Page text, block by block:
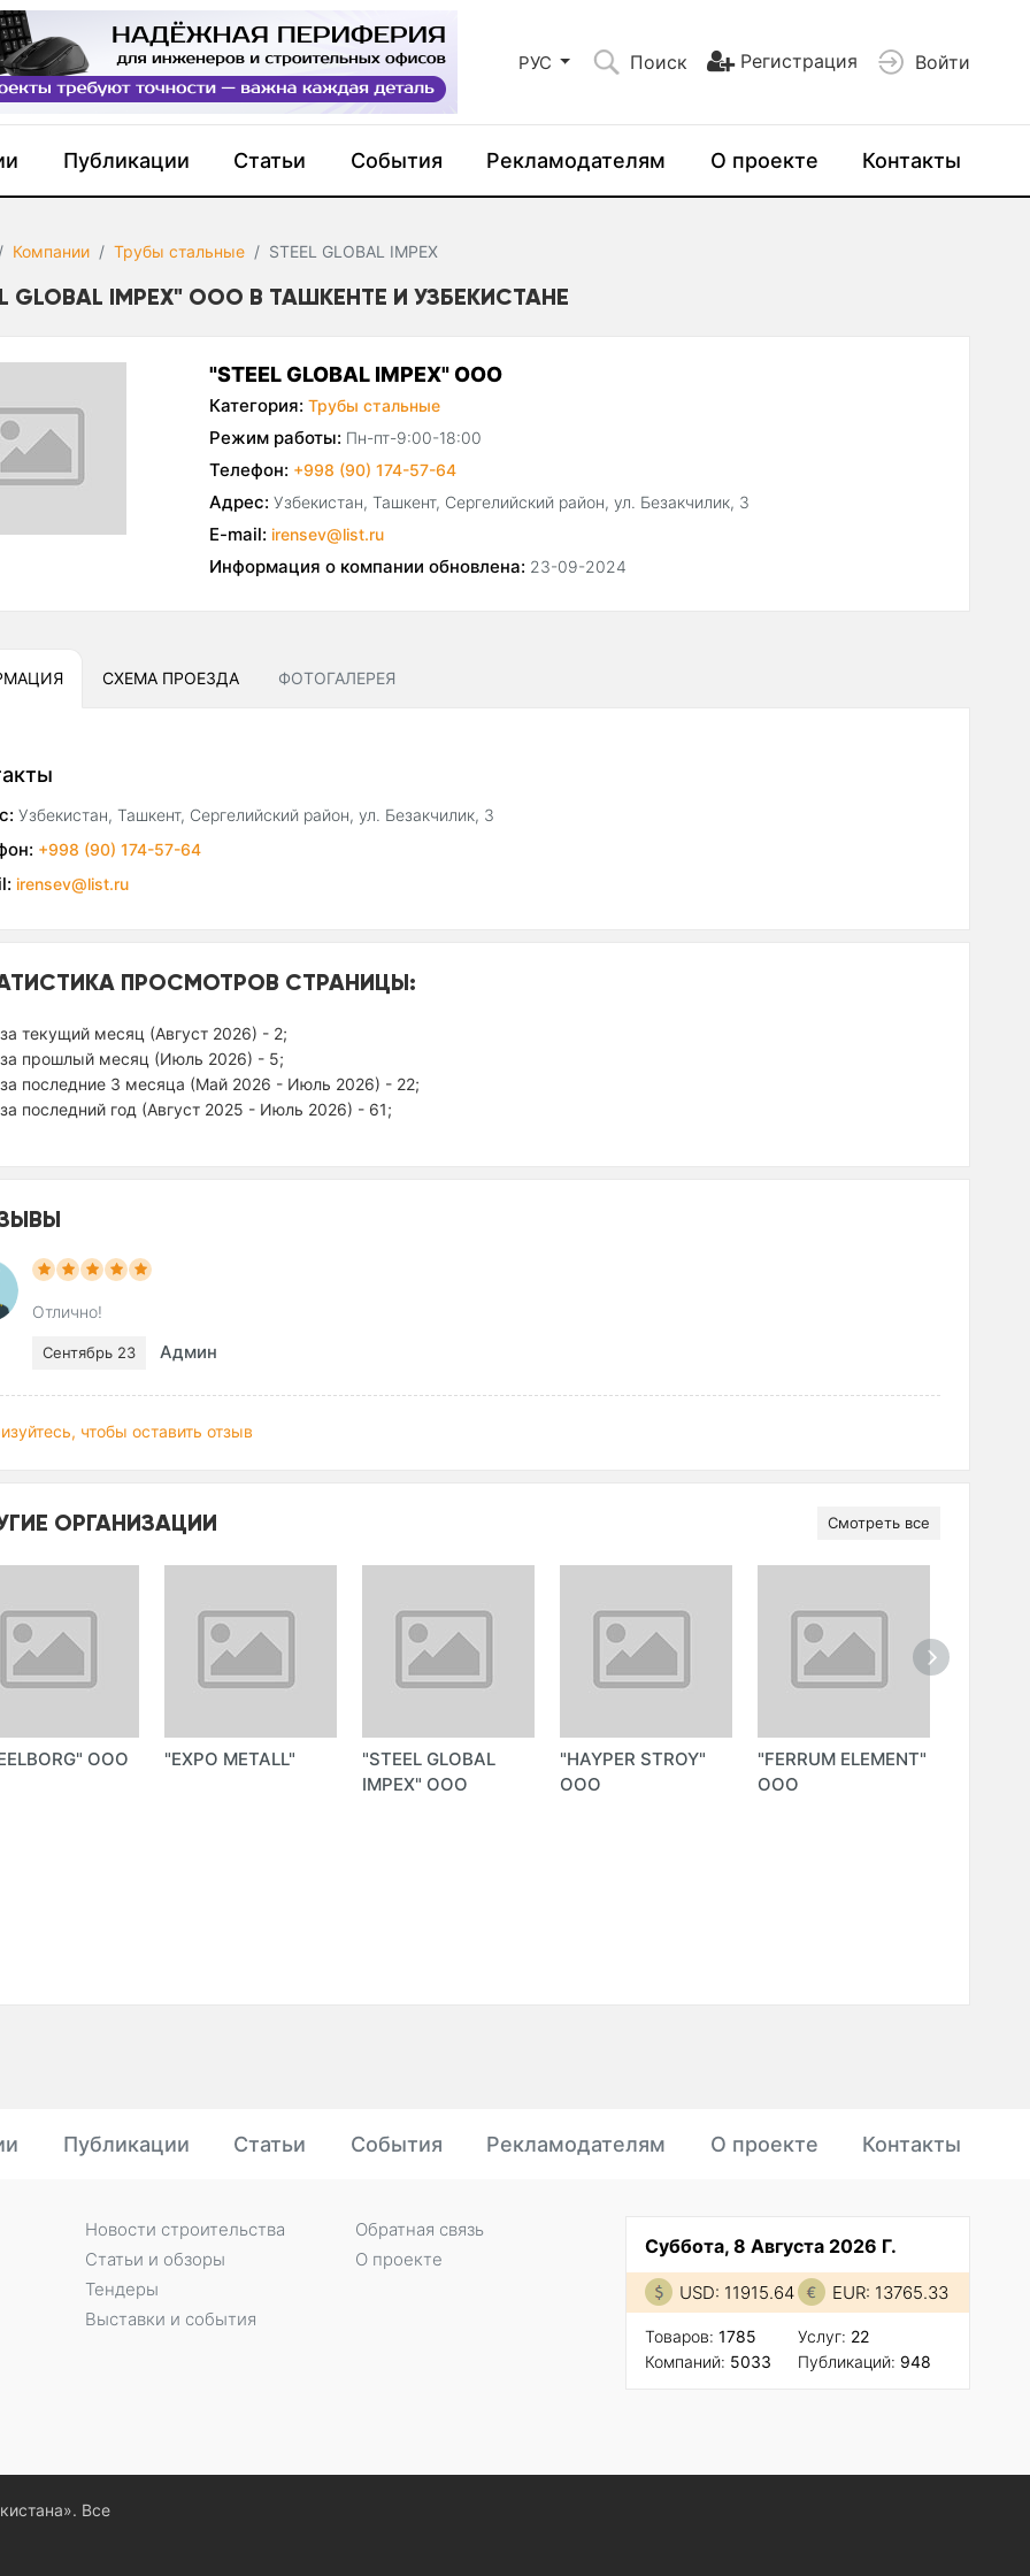
РУС Поиск Регистрация Войти
Публикации Статьи События Рекламодателям О проекте Контакты
Компании Трубы стальные STEEL GLOBAL IMPEX
GLOBAL IMPEX" ООО В ТАШКЕНТЕ И УЗБЕКИСТАНЕ
"STEEL GLOBAL IMPEX" ООО
Категория: Трубы стальные
Режим работы: Пн-пт-9:00-18:00
Телефон: +998 (90) 174-57-64
Адрес: Узбекистан, Ташкент, Сергелийский район, ул. Безакчилик, 3
E-mail: irensev@list.ru
Информация о компании обновлена: 23-09-2024
СХЕМА ПРОЕЗДА ФОТОГАЛЕРЕЯ
Узбекистан, Ташкент, Сергелийский район, ул. Безакчилик, 3
+998 (90) 174-57-64
irensev@list.ru
ПРОСМОТРОВ СТРАНИЦЫ:
за текущий месяц (Август 2026) - 2;
за прошлый месяц (Июль 2026) - 5;
за последние 3 месяца (Май 2026 - Июль 2026) - 22;
за последний год (Август 2025 - Июль 2026) - 61;
Отлично!
Сентябрь 23 Админ
чтобы оставить отзыв
ОРГАНИЗАЦИИ Смотреть все
ООО "EXPO METALL"
"STEEL GLOBAL
IMPEX" ООО
"HAYPER STROY"
ООО
"FERRUM ELEMENT"
ООО
Публикации Статьи События Рекламодателям О проекте Контакты
Суббота, 8 Августа 2026 Г.
USD: 11915.64 EUR: 13765.33
Товаров: 1785
Компаний: 5033
Услуг: 22
Публикаций: 948
Новости строительства
Статьи и обзоры
Тендеры
Выставки и события
Обратная связь
О проекте
Все